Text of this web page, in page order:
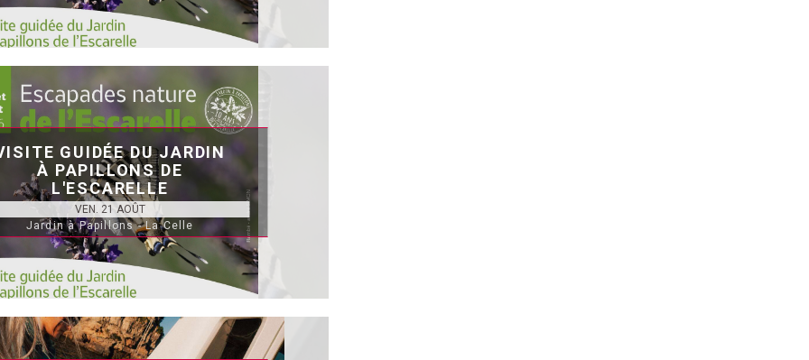
GUIDÉE DU JARDIN
À PAPILLONS DE
L'ESCARELLE
VEN. 21 AOÛT
Jardin à Papillons - La Celle